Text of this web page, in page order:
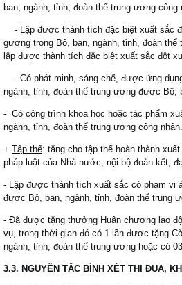
ban, ngành, tỉnh, đoàn thể trung ương công
- Lập được thành tích đặc biệt xuất sắc
gương trong Bộ, ban, ngành, tỉnh, đoàn
lập được thành tích đặc biệt xuất sắc đột
- Có phát minh, sáng chế, được ứng
ngành, tỉnh, đoàn thể trung ương được Bộ,
- Có công trình khoa học hoặc tác phẩm
ngành, tỉnh, đoàn thể trung ương công nhận.
+ Tập thể: tặng cho tập thể hoàn thành
pháp luật của Nhà nước, nội bộ đoàn kết,
- Lập được thành tích xuất sắc có phạm vi
được Bộ, ban, ngành, tỉnh, đoàn thể trung
- Đã được tặng thưởng Huân chương lao
vụ, trong thời gian đó có 1 lần được tặng
ngành, tỉnh, đoàn thể trung ương hoặc có
3.3. NGUYÊN TẮC BÌNH XÉT THI ĐUA,